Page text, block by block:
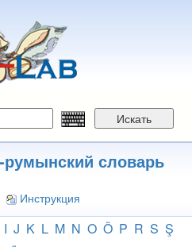
Искать
румынский словарь
Инструкция
I J K L M N O Ö P R S Ş